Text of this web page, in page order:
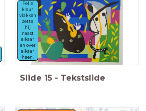
Felle
kleur
vlakken
zette
hij
naast
elkaar
en over
elkaar
heen.
Slide 15 - Tekstslide